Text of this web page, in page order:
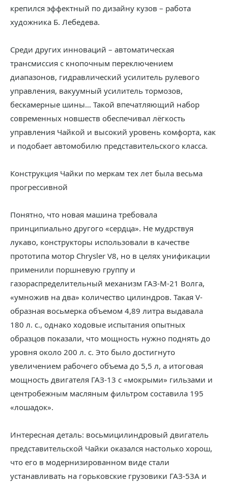
крепился эффектный по дизайну кузов – работа
художника Б. Лебедева.
Среди других инноваций – автоматическая
трансмиссия с кнопочным переключением
диапазонов, гидравлический усилитель рулевого
управления, вакуумный усилитель тормозов,
бескамерные шины… Такой впечатляющий набор
современных новшеств обеспечивал лёгкость
управления Чайкой и высокий уровень комфорта, как
и подобает автомобилю представительского класса.
Конструкция Чайки по меркам тех лет была весьма
прогрессивной
Понятно, что новая машина требовала
принципиально другого «сердца». Не мудрствуя
лукаво, конструкторы использовали в качестве
прототипа мотор Chrysler V8, но в целях унификации
применили поршневую группу и
газораспределительный механизм ГАЗ-М-21 Волга,
«умножив на два» количество цилиндров. Такая V-
образная восьмерка объемом 4,89 литра выдавала
180 л. с., однако ходовые испытания опытных
образцов показали, что мощность нужно поднять до
уровня около 200 л. с. Это было достигнуто
увеличением рабочего объема до 5,5 л, а итоговая
мощность двигателя ГАЗ-13 с «мокрыми» гильзами и
центробежным масляным фильтром составила 195
«лошадок».
Интересная деталь: восьмицилиндровый двигатель
представительской Чайки оказался настолько хорош,
что его в модернизированном виде стали
устанавливать на горьковские грузовики ГАЗ-53А и